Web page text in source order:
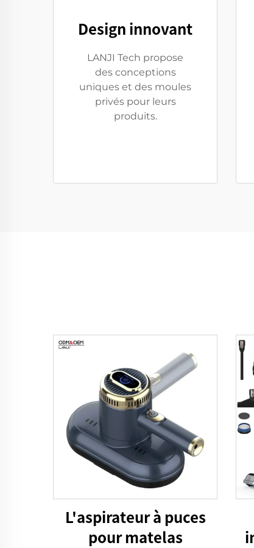
Design innovant
LANJI Tech propose
des conceptions
uniques et des moules
privés pour leurs
produits.
L'aspirateur à puces
pour matelas